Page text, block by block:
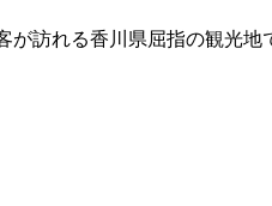
訪れる香川県屈指の観光